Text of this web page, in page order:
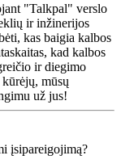
"Talkpal" verslo
ir inžinerijos
kas baigia kalbos
kad kalbos
ir diegimo
mūsų
už jus!
įsipareigojimą?